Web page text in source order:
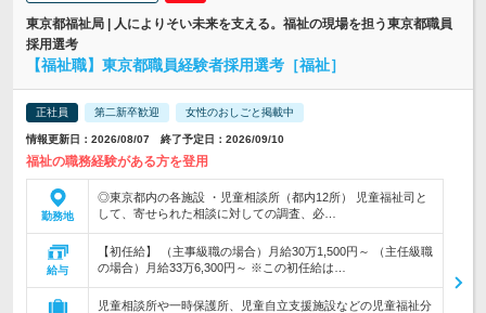
東京都福祉局 | 人によりそい未来を支える。福祉の現場を担う東京都職員
採用選考
【福祉職】東京都職員経験者採用選考［福祉］
正社員 第二新卒歓迎 女性のおしごと掲載中
情報更新日：2026/08/07 終了予定日：2026/09/10
福祉の職務経験がある方を登用
勤務地
◎東京都内の各施設 ・児童相談所（都内12所） 児童福祉司と
して、寄せられた相談に対しての調査、必…
給与
【初任給】 （主事級職の場合）月給30万1,500円～ （主任級職
の場合）月給33万6,300円～ ※この初任給は…
児童相談所や一時保護所、児童自立支援施設などの児童福祉分